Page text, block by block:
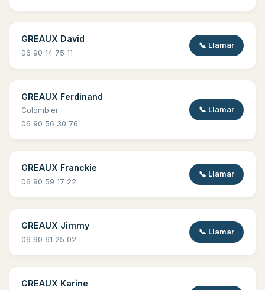
GREAUX David
06 90 14 75 11
📞 Llamar
GREAUX Ferdinand
Colombier
06 90 56 30 76
📞 Llamar
GREAUX Franckie
06 90 59 17 22
📞 Llamar
GREAUX Jimmy
06 90 61 25 02
📞 Llamar
GREAUX Karine